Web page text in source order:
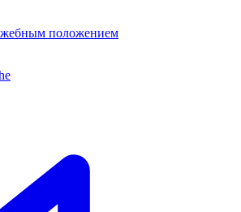
положением